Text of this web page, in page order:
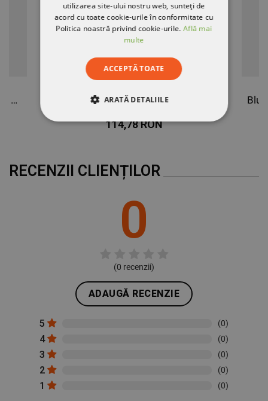
Bluză cu mânecă lungă PAYPER DOLOMITI+ GRI INCHIS
114,78 RON
RECENZII CLIENȚILOR
0
(0 recenzii)
ADAUGĂ RECENZIE
5 (0)
4 (0)
3 (0)
2 (0)
1 (0)
utilizarea site-ului nostru web, sunteți de
acord cu toate cookie-urile în conformitate cu
Politica noastră privind cookie-urile.Află mai
multe
ACCEPTĂ TOATE
ARATĂ DETALIILE
STRICT NECESARE
DE TARGETARE
DE FUNCŢIONALITATE
NECLASIFICATE